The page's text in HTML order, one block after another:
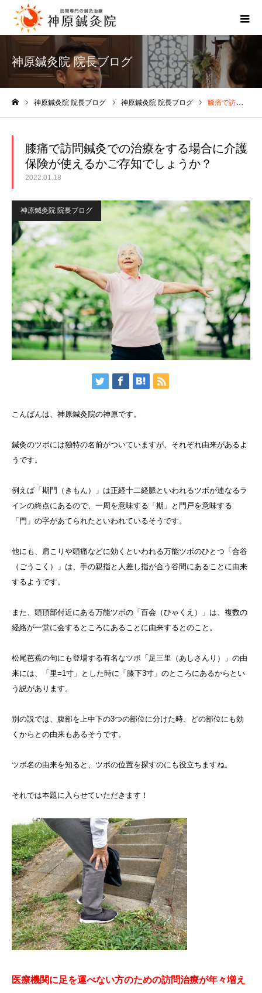
神原鍼灸院 院長ブログ
神原鍼灸院 院長ブログ 神原鍼灸院 院長ブログ 膝痛で訪問鍼灸での治療をする場合に介護保険が使えるかご存知でしょうか？
膝痛で訪問鍼灸での治療をする場合に介護
保険が使えるかご存知でしょうか？
2022.01.18
神原鍼灸院 院長ブログ
こんばんは、神原鍼灸院の神原です。
鍼灸のツボには独特の名前がついていますが、それぞれ由来があるよ
うです。
例えば「期門（きもん）」は正経十二経脈といわれるツボが連なるラ
インの終点にあるので、一周を意味する「期」と門戸を意味する
「門」の字があてられたといわれているそうです。
他にも、肩こりや頭痛などに効くといわれる万能ツボのひとつ「合谷
（ごうこく）」は、手の親指と人差し指が合う谷間にあることに由来
するようです。
また、頭頂部付近にある万能ツボの「百会（ひゃくえ）」は、複数の
経絡が一堂に会するところにあることに由来するとのこと。
松尾芭蕉の句にも登場する有名なツボ「足三里（あしさんり）」の由
来には、「里=1寸」とした時に「膝下3寸」のところにあるからとい
う説があります。
別の説では、腹部を上中下の3つの部位に分けた時、どの部位にも効
くからとの由来もあるそうです。
ツボ名の由来を知ると、ツボの位置を探すのにも役立ちますね。
それでは本題に入らせていただきます！
医療機関に足を運べない方のための訪問治療が年々増え